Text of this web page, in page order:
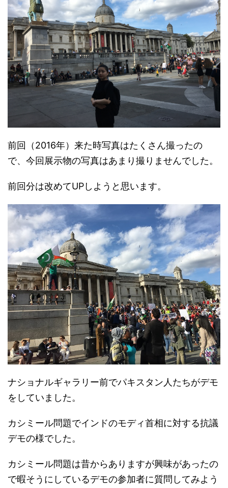
前回（2016年）来た時写真はたくさん撮ったの
で、今回展示物の写真はあまり撮りませんでした。
前回分は改めてUPしようと思います。
ナショナルギャラリー前でパキスタン人たちがデモ
をしていました。
カシミール問題でインドのモディ首相に対する抗議
デモの様でした。
カシミール問題は昔からありますが興味があったの
で暇そうにしているデモの参加者に質問してみよう